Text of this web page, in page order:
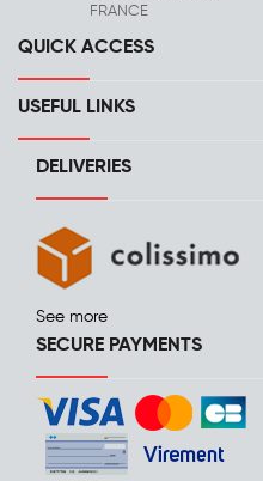
FRANCE
QUICK ACCESS
USEFUL LINKS
DELIVERIES
See more
SECURE PAYMENTS